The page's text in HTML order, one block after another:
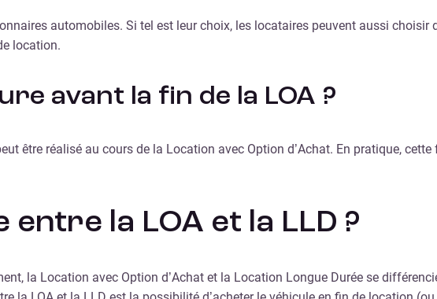
automobiles. Si tel est leur choix, les locataires peuvent aussi
location.
avant la fin de la LOA ?
être réalisé au cours de la Location avec Option d’Achat. En pratique,
la LOA et la LLD ?
la Location avec Option d’Achat et la Location Longue Durée se